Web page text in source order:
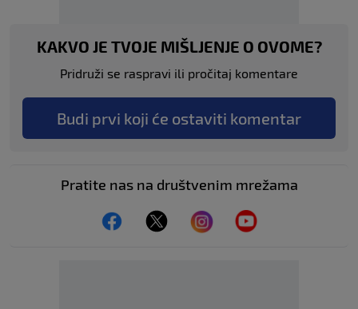
KAKVO JE TVOJE MIŠLJENJE O OVOME?
Pridruži se raspravi ili pročitaj komentare
Budi prvi koji će ostaviti komentar
Pratite nas na društvenim mrežama